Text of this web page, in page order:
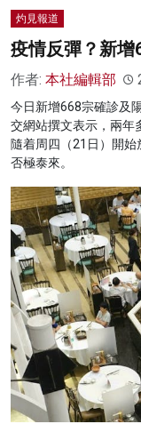
灼見報道
疫情反彈？新增
作者: 本社編輯部
今日新增668宗確診及
交網站撰文表示，兩年
隨着周四（21日）開
否極泰來。